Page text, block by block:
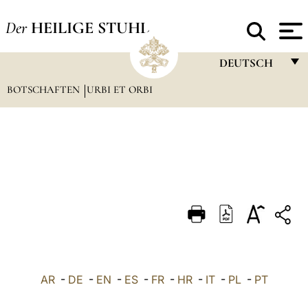
Der HEILIGE STUHL
DEUTSCH
DEUTSCH
العربيّة
BOTSCHAFTEN URBI ET ORBI
AR- DE - EN - ES- FR- HR- IT- PL- PT